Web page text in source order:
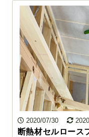
2020/07/30
断熱材セルロース